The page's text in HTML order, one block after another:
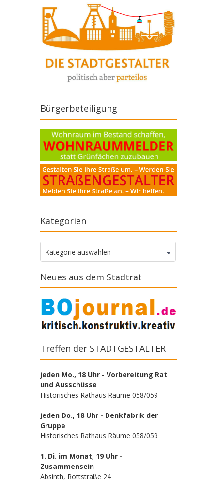
Bürgerbeteiligung
Kategorien
Kategorien
Kategorie auswählen
Neues aus dem Stadtrat
Treffen der STADTGESTALTER
jeden Mo., 18 Uhr - Vorbereitung Rat
und Ausschüsse
Historisches Rathaus Räume 058/059
jeden Do., 18 Uhr - Denkfabrik der
Gruppe
Historisches Rathaus Räume 058/059
1. Di. im Monat, 19 Uhr -
Zusammensein
Absinth, Rottstraße 24